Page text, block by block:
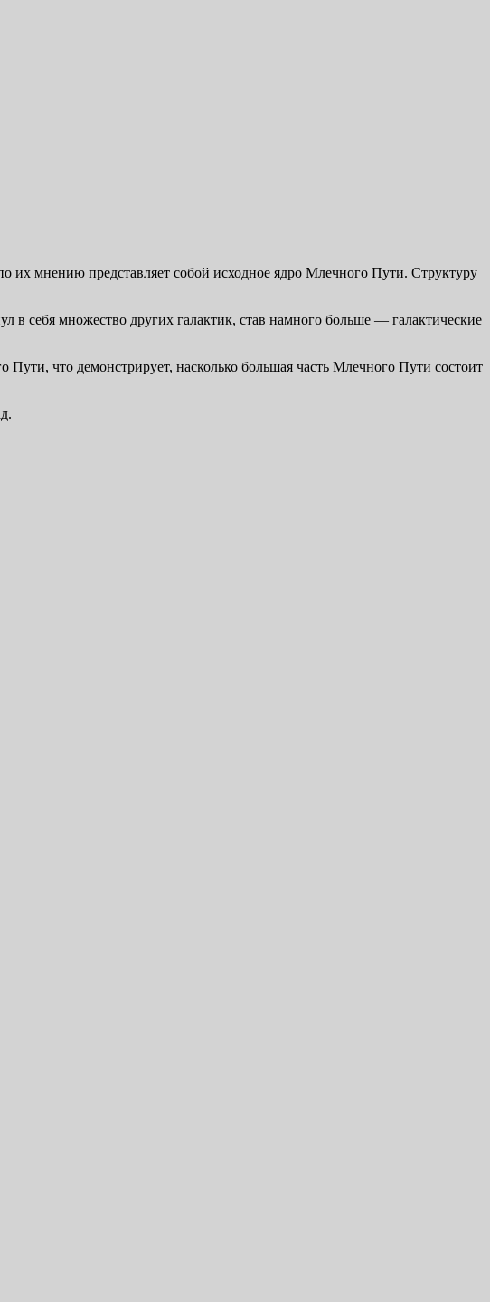
их мнению представляет собой исходное ядро Млечного Пути. Структуру
себя множество других галактик, став намного больше — галактические
что демонстрирует, насколько большая часть Млечного Пути состоит